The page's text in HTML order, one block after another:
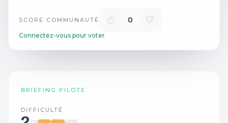
SCORE COMMUNAUTÉ 0
Connectez-vous pour voter
BRIEFING PILOTE
DIFFICULTÉ